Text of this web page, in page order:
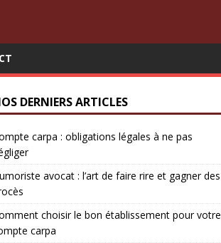
DERNIERS ARTICLES
carpa : obligations légales à ne pas
avocat : l’art de faire rire et gagner des
choisir le bon établissement pour votre
carpa